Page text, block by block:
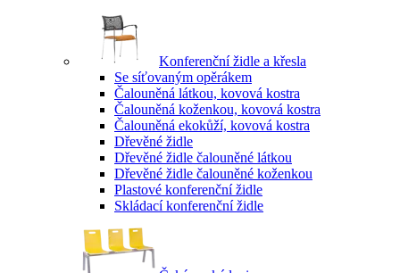
Konferenční židle a křesla
Se síťovaným opěrákem
Čalouněná látkou, kovová kostra
Čalouněná koženkou, kovová kostra
Čalouněná ekokůží, kovová kostra
Dřevěné židle
Dřevěné židle čalouněné látkou
Dřevěné židle čalouněné koženkou
Plastové konferenční židle
Skládací konferenční židle